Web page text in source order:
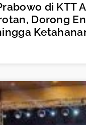
di KTT
Dorong